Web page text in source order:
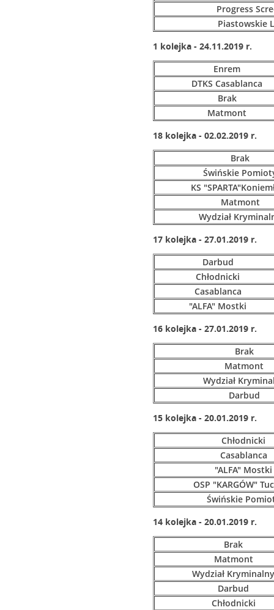
Progress
Piastowskie
1 kolejka - 24.11.2019 r.
Enrem
DTKS Casablanca
Brak
Matmont
18 kolejka - 02.02.2019 r.
Brak
Świńskie
KS
Matmont
Wydział
17 kolejka - 27.01.2019 r.
Darbud
Chłodnicki
Casablanca
"ALFA" Mostki
16 kolejka - 27.01.2019 r.
Brak
Matmont
Wydział
Darbud
15 kolejka - 20.01.2019 r.
Chłodnicki
Casablanca
"ALFA" Mostki
OSP "KARGÓW"
Świńskie
14 kolejka - 20.01.2019 r.
Brak
Matmont
Wydział Kryminalny
Darbud
Chłodnicki